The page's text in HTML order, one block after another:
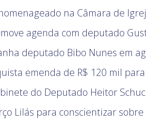
na Câmara de
agenda com deputado
deputado Bibo Nunes em
emenda de R$ 120 mil
do Deputado Heitor
Lilás para conscientizar